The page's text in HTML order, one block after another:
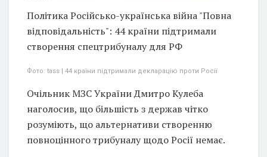
Політика Російсько-українська війна "Повна
відповідальність": 44 країни підтримали
створення спецтрибуналу для РФ
Фото: tass | 44 країни підтримали декларацію проти Росії
Очільник МЗС України Дмитро Кулеба
наголосив, що більшість з держав чітко
розуміють, що альтернативи створенню
повноцінного трибуналу щодо Росії немає.